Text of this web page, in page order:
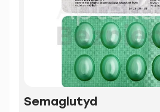
Semaglutyd